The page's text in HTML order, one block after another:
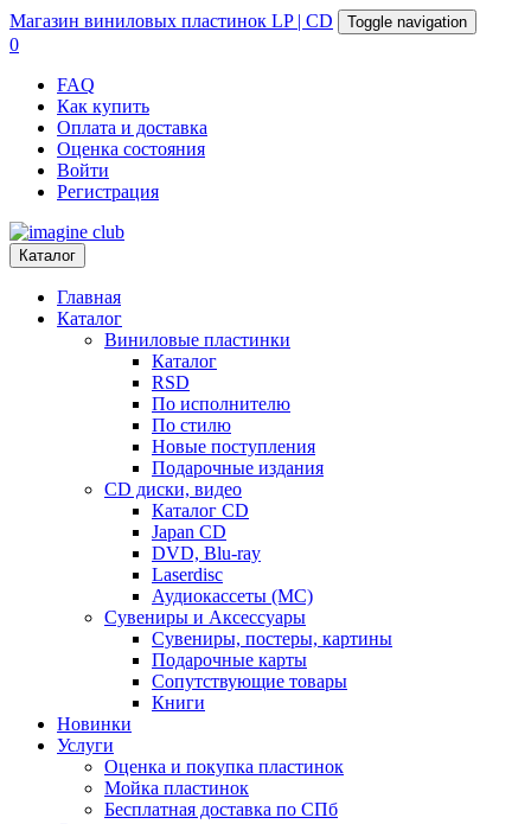
Магазин виниловых пластинок LP | CD Toggle navigation
0
FAQ
Как купить
Оплата и доставка
Оценка состояния
Войти
Регистрация
Каталог
Главная
Каталог
Виниловые пластинки
Каталог
RSD
По исполнителю
По стилю
Новые поступления
Подарочные издания
CD диски, видео
Каталог CD
Japan CD
DVD, Blu-ray
Laserdisc
Аудиокассеты (MC)
Сувениры и Аксессуары
Сувениры, постеры, картины
Подарочные карты
Сопутствующие товары
Книги
Новинки
Услуги
Оценка и покупка пластинок
Мойка пластинок
Бесплатная доставка по СПб